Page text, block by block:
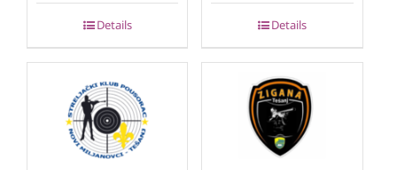
Details Details